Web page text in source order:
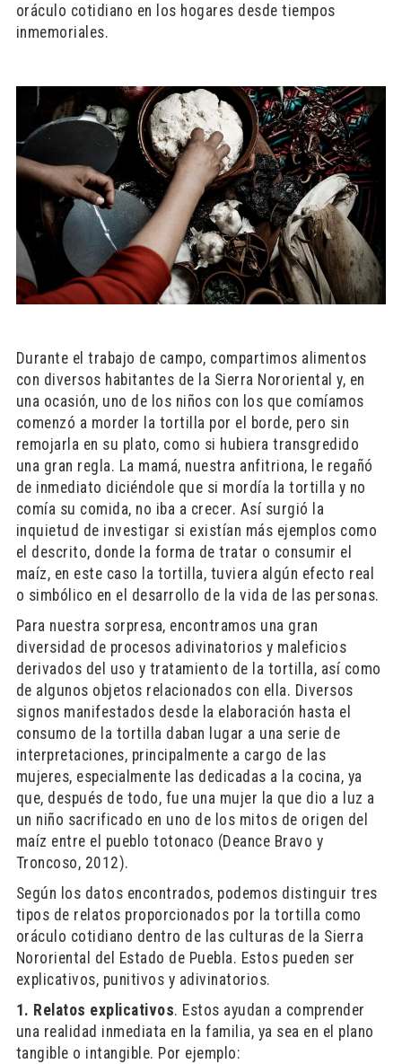
oráculo cotidiano en los hogares desde tiempos
inmemoriales.
Durante el trabajo de campo, compartimos alimentos
con diversos habitantes de la Sierra Nororiental y, en
una ocasión, uno de los niños con los que comíamos
comenzó a morder la tortilla por el borde, pero sin
remojarla en su plato, como si hubiera transgredido
una gran regla. La mamá, nuestra anfitriona, le regañó
de inmediato diciéndole que si mordía la tortilla y no
comía su comida, no iba a crecer. Así surgió la
inquietud de investigar si existían más ejemplos como
el descrito, donde la forma de tratar o consumir el
maíz, en este caso la tortilla, tuviera algún efecto real
o simbólico en el desarrollo de la vida de las personas.
Para nuestra sorpresa, encontramos una gran
diversidad de procesos adivinatorios y maleficios
derivados del uso y tratamiento de la tortilla, así como
de algunos objetos relacionados con ella. Diversos
signos manifestados desde la elaboración hasta el
consumo de la tortilla daban lugar a una serie de
interpretaciones, principalmente a cargo de las
mujeres, especialmente las dedicadas a la cocina, ya
que, después de todo, fue una mujer la que dio a luz a
un niño sacrificado en uno de los mitos de origen del
maíz entre el pueblo totonaco (Deance Bravo y
Troncoso, 2012).
Según los datos encontrados, podemos distinguir tres
tipos de relatos proporcionados por la tortilla como
oráculo cotidiano dentro de las culturas de la Sierra
Nororiental del Estado de Puebla. Estos pueden ser
explicativos, punitivos y adivinatorios.
1. Relatos explicativos. Estos ayudan a comprender
una realidad inmediata en la familia, ya sea en el plano
tangible o intangible. Por ejemplo: